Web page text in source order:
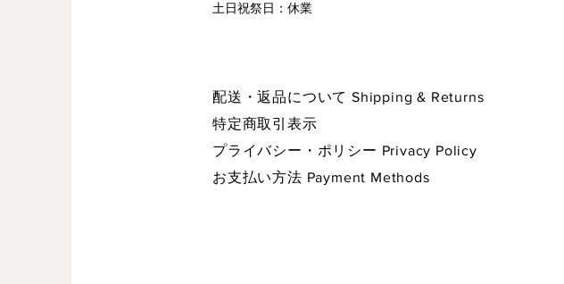
​土日祝祭日：休業
配送・返品について Shipping & Returns
特定商取引表示
プライバシー・ポリシー Privacy Policy
お支払い方法 Payment Methods